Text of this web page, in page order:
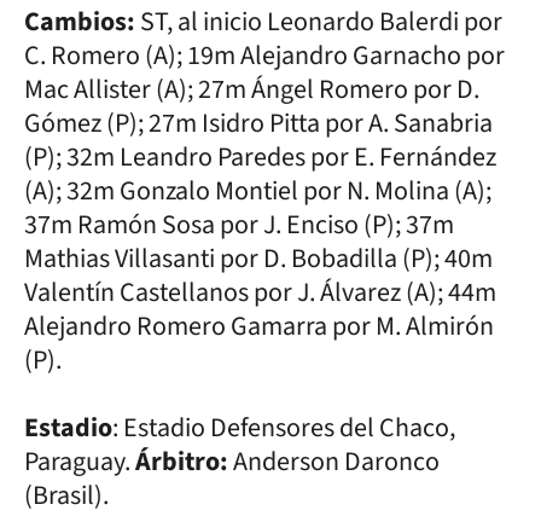
Cambios:ST, al inicio Leonardo Balerdi por
C. Romero (A); 19m Alejandro Garnacho por
Mac Allister (A); 27m Ángel Romero por D.
Gómez (P); 27m Isidro Pitta por A. Sanabria
(P); 32m Leandro Paredes por E. Fernández
(A); 32m Gonzalo Montiel por N. Molina (A);
37m Ramón Sosa por J. Enciso (P); 37m
Mathias Villasanti por D. Bobadilla (P); 40m
Valentín Castellanos por J. Álvarez (A); 44m
Alejandro Romero Gamarra por M. Almirón
(P).
Estadio: Estadio Defensores del Chaco,
Paraguay.Árbitro:Anderson Daronco
(Brasil).